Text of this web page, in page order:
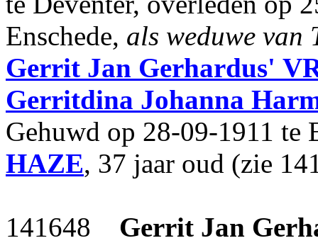
Enschede, als weduwe van
Gerrit Jan Gerhardus'
Gerritdina Johanna
Gehuwd op 28-09-1911 te
HAZE, 37 jaar oud (zie
141648 Gerrit Jan